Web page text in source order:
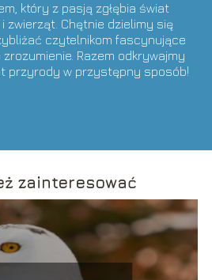
który z pasją zgłębia świat
zwierząt. Chętnie dzielimy się
czytelnikom fascynujące
Razem odkrywajmy
przyrody w przystępny sposób!
zainteresować